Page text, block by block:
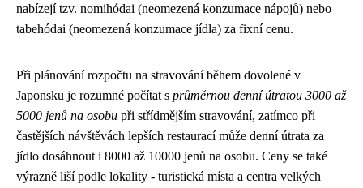
nabízejí tzv. nomihódai (neomezená konzumace nápojů) nebo
tabehódai (neomezená konzumace jídla) za fixní cenu.
Při plánování rozpočtu na stravování během dovolené v
Japonsku je rozumné počítat s průměrnou denní útratou 3000 až
5000 jenů na osobu při střídmějším stravování, zatímco při
častějších návštěvách lepších restaurací může denní útrata za
jídlo dosáhnout i 8000 až 10000 jenů na osobu. Ceny se také
výrazně liší podle lokality - turistická místa a centra velkých